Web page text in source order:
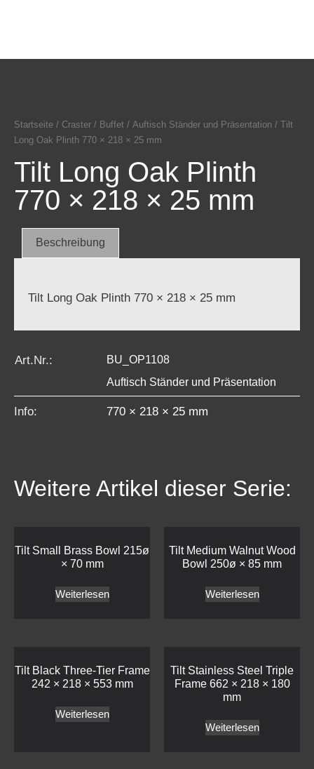
Startseite / Craster / Buffet / Auftisch Ständer und Präsentation / Tilt
Long Oak Plinth 770 × 218 × 25 mm
Tilt Long Oak Plinth
770 × 218 × 25 mm
Beschreibung
Tilt Long Oak Plinth 770 × 218 × 25 mm
Art.Nr.:
BU_OP1108
Auftisch Ständer und Präsentation
Info: 770 × 218 × 25 mm
Weitere Artikel dieser Serie:
Tilt Small Brass Bowl 215ø
× 70 mm
Weiterlesen
Tilt Medium Walnut Wood
Bowl 250ø × 85 mm
Weiterlesen
Tilt Black Three-Tier Frame
242 × 218 × 553 mm
Weiterlesen
Tilt Stainless Steel Triple
Frame 662 × 218 × 180
mm
Weiterlesen